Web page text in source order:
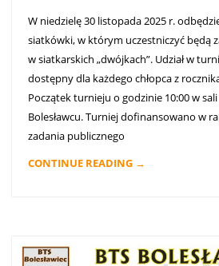
W niedzielę 30 listopada 2025 r.
siatkówki, w którym uczestniczyć będą
w siatkarskich „dwójkach”. Udział w
dostępny dla każdego chłopca z
Początek turnieju o godzinie 10:00 w
Bolesławcu. Turniej dofinansowano w
zadania publicznego
CONTINUE READING →